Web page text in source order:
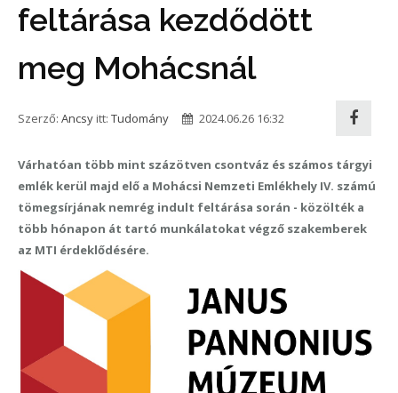
feltárása kezdődött
meg Mohácsnál
Szerző: Ancsy itt: Tudomány 2024.06.26 16:32
Várhatóan több mint százötven csontváz és számos tárgyi
emlék kerül majd elő a Mohácsi Nemzeti Emlékhely IV. számú
tömegsírjának nemrég indult feltárása során - közölték a
több hónapon át tartó munkálatokat végző szakemberek
az MTI érdeklődésére.